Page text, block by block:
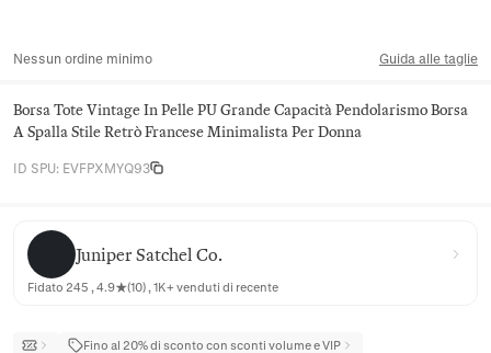
Nessun ordine minimo Guida alle taglie
Borsa Tote Vintage In Pelle PU Grande Capacità Pendolarismo Borsa
A Spalla Stile Retrò Francese Minimalista Per Donna
ID SPU: EVFPXMYQ93
Juniper Satchel Co.
Juniper Satchel Co.
Fidato 245 , 4.9★(10) , 1K+ venduti di recente
Fino al 20% di sconto con sconti volume e VIP